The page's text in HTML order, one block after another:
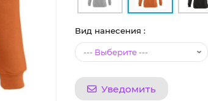
Вид нанесения :
Уведомить